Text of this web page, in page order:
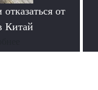
от
Китай